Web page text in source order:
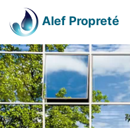
Alef Propreté